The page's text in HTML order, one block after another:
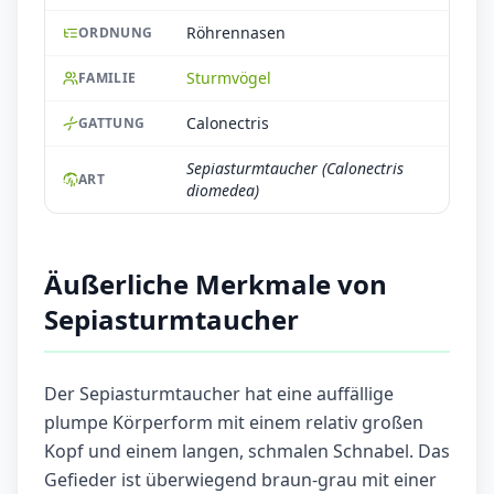
ORDNUNG Röhrennasen
FAMILIE Sturmvögel
GATTUNG Calonectris
ART
Sepiasturmtaucher (Calonectris
diomedea)
Äußerliche Merkmale von
Sepiasturmtaucher
Der Sepiasturmtaucher hat eine auffällige
plumpe Körperform mit einem relativ großen
Kopf und einem langen, schmalen Schnabel. Das
Gefieder ist überwiegend braun-grau mit einer